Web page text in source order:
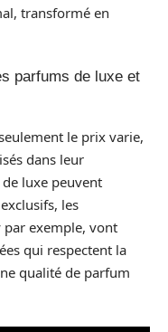
transformé en
parfums de luxe et
le prix varie,
dans leur
luxe peuvent
les
par exemple, vont
qui respectent la
qualité de parfum